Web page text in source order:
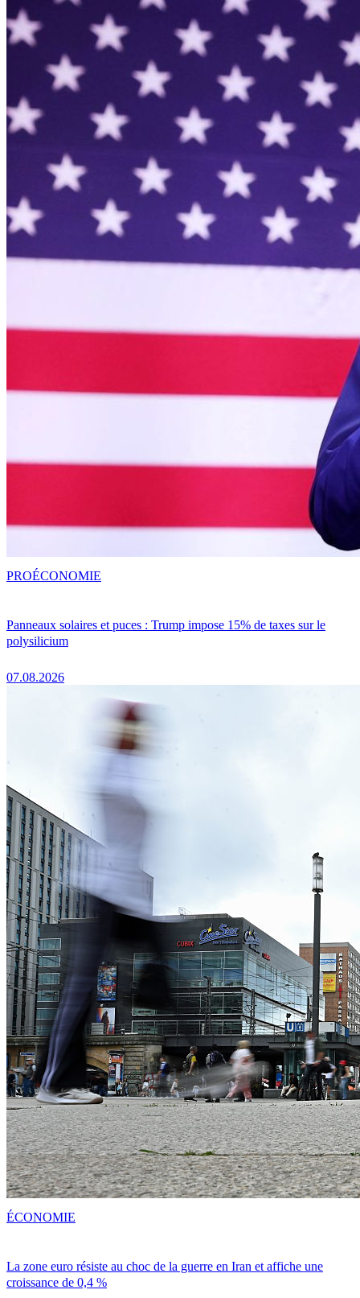
Panneaux solaires et puces : Trump impose 15% de taxes sur le
polysilicium
07.08.2026
PROÉCONOMIE
La zone euro résiste au choc de la guerre en Iran et affiche une
croissance de 0,4 %
ÉCONOMIE